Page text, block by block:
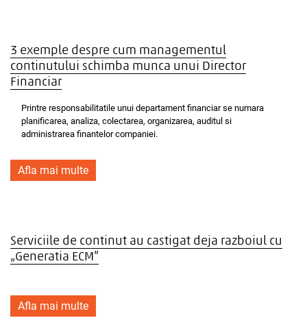
3 exemple despre cum managementul
continutului schimba munca unui Director
Financiar
Printre responsabilitatile unui departament financiar se numara
planificarea, analiza, colectarea, organizarea, auditul si
administrarea finantelor companiei.
Afla mai multe
Serviciile de continut au castigat deja razboiul cu
„Generatia ECM”
Afla mai multe